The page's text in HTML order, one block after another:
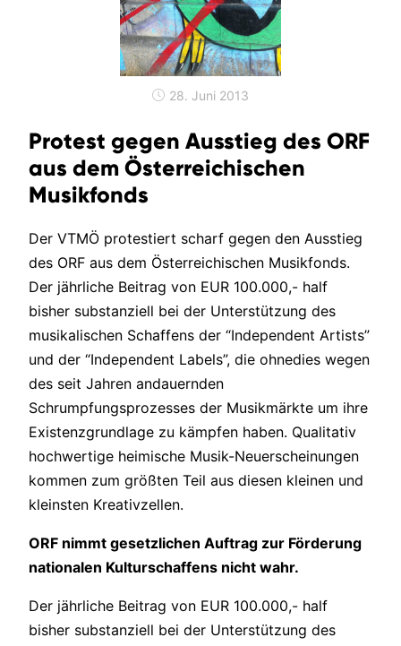
28. Juni 2013
Protest gegen Ausstieg des ORF
aus dem Österreichischen
Musikfonds
Der VTMÖ protestiert scharf gegen den Ausstieg
des ORF aus dem Österreichischen Musikfonds.
Der jährliche Beitrag von EUR 100.000,- half
bisher substanziell bei der Unterstützung des
musikalischen Schaffens der “Independent Artists”
und der “Independent Labels”, die ohnedies wegen
des seit Jahren andauernden
Schrumpfungsprozesses der Musikmärkte um ihre
Existenzgrundlage zu kämpfen haben. Qualitativ
hochwertige heimische Musik-Neuerscheinungen
kommen zum größten Teil aus diesen kleinen und
kleinsten Kreativzellen.
ORF nimmt gesetzlichen Auftrag zur Förderung
nationalen Kulturschaffens nicht wahr.
Der jährliche Beitrag von EUR 100.000,- half
bisher substanziell bei der Unterstützung des